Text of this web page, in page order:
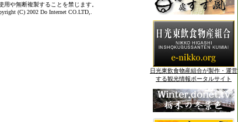
用や無断複製することを禁じます。
(C) 2002 Do Internet CO.LTD,.
日光東飲食物産組合が製作・運営
する観光情報ポータルサイト